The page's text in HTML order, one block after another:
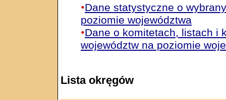
•Dane statystyczne o
poziomie województwa
•Dane o komitetach, listach i
województw na poziomie
Lista okręgów